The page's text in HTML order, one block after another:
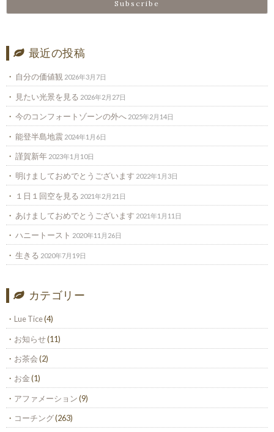
最近の投稿
自分の価値観 2026年3月7日
見たい光景を見る 2026年2月27日
今のコンフォートゾーンの外へ 2025年2月14日
能登半島地震 2024年1月6日
謹賀新年 2023年1月10日
明けましておめでとうございます 2022年1月3日
１日１回空を見る 2021年2月21日
あけましておめでとうございます 2021年1月11日
ハニートースト 2020年11月26日
生きる 2020年7月19日
カテゴリー
Lue Tice(4)
お知らせ(11)
お茶会(2)
お金(1)
アファメーション(9)
コーチング(263)